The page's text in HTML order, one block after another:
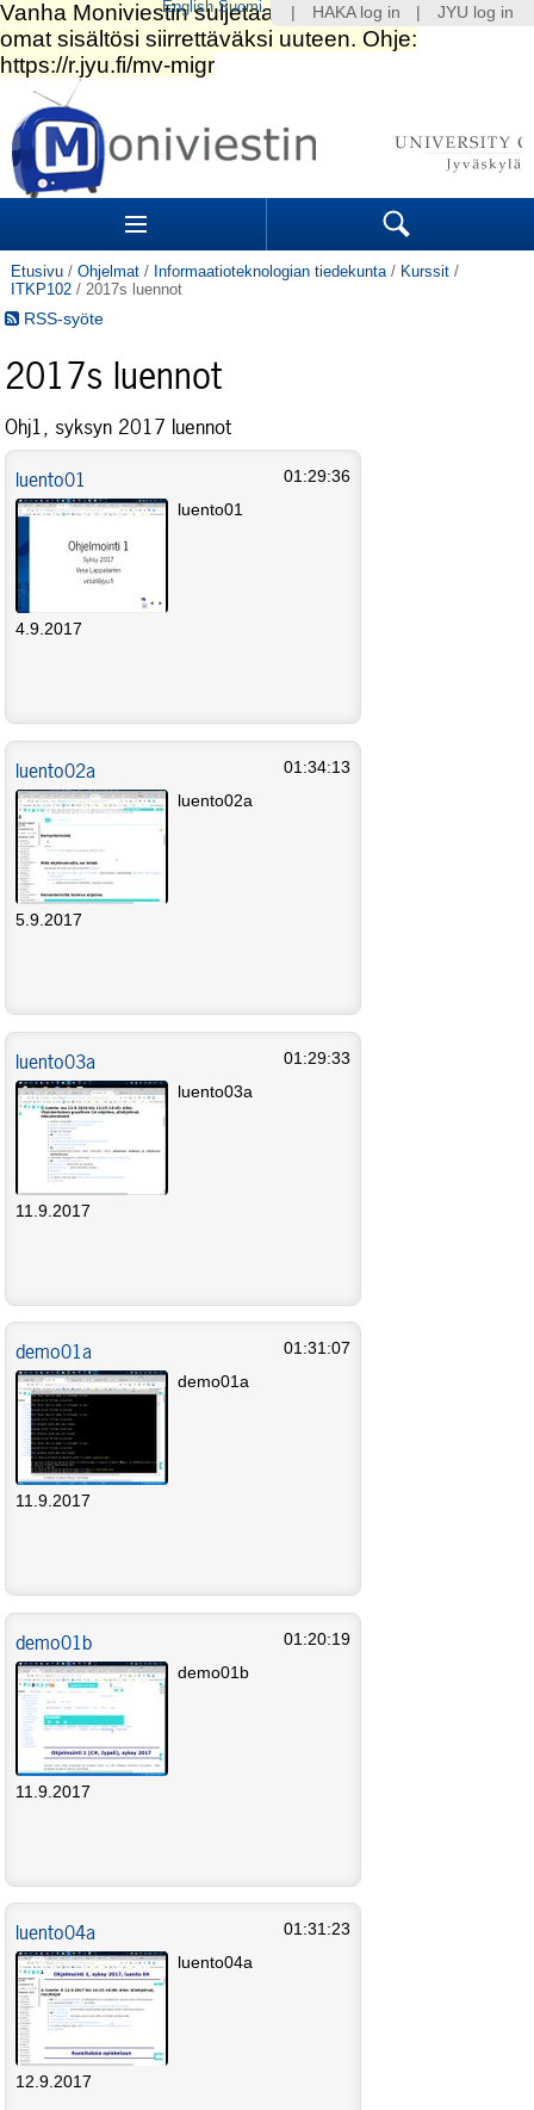
Siirry
sisältöön.
|
Siirry
navigointiin
Sections Search
Etusivu / Ohjelmat / Informaatioteknologian tiedekunta / Kurssit /
ITKP102 / 2017s luennot
RSS-syöte
2017s luennot
Ohj1, syksyn 2017 luennot
luento01
01:29:36
luento01
4.9.2017
luento02a
01:34:13
luento02a
5.9.2017
luento03a
01:29:33
luento03a
11.9.2017
demo01a
01:31:07
demo01a
11.9.2017
demo01b
01:20:19
demo01b
11.9.2017
luento04a
01:31:23
luento04a
12.9.2017
HAKA log in JYU log in
English Suomi